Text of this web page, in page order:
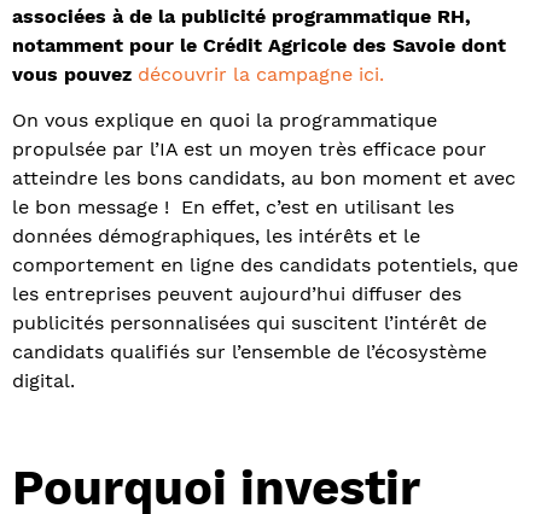
associées à de la publicité programmatique RH,
notamment pour le Crédit Agricole des Savoie dont
vous pouvez découvrir la campagne ici.
On vous explique en quoi la programmatique
propulsée par l’IA est un moyen très efficace pour
atteindre les bons candidats, au bon moment et avec
le bon message !
En effet, c’est en utilisant les
données démographiques, les intérêts et le
comportement en ligne des candidats potentiels, que
les entreprises peuvent aujourd’hui diffuser des
publicités personnalisées qui suscitent l’intérêt de
candidats qualifiés sur l’ensemble de l’écosystème
digital.
Pourquoi investir